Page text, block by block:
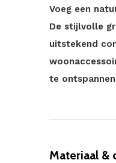
Voeg een
De stijlvolle
uitstekend
te
Materiaal &